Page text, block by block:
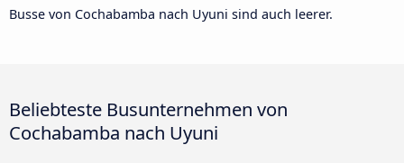
Busse von Cochabamba nach Uyuni sind auch leerer.
Beliebteste Busunternehmen von
Cochabamba nach Uyuni